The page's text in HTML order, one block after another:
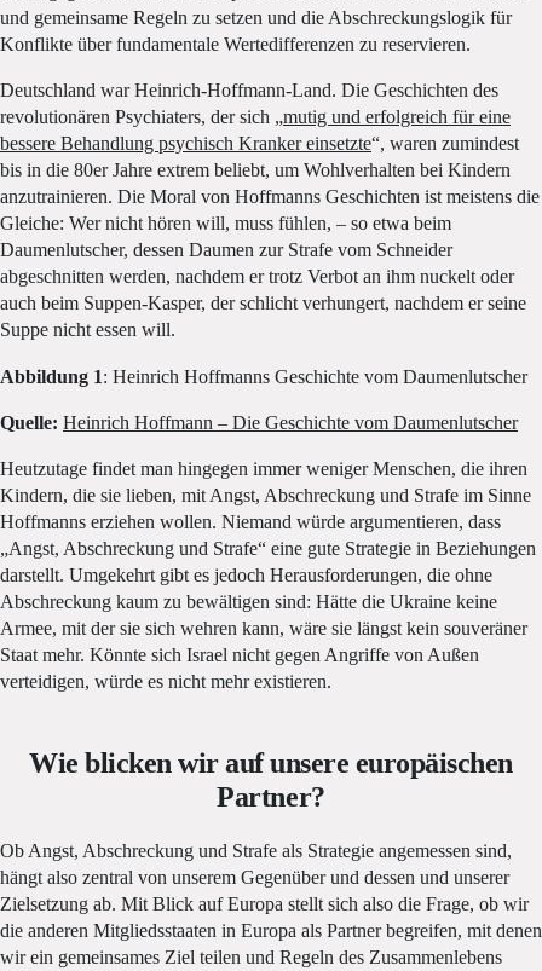
und gemeinsame Regeln zu setzen und die Abschreckungslogik für
Konflikte über fundamentale Wertedifferenzen zu reservieren.
Deutschland war Heinrich-Hoffmann-Land. Die Geschichten des
revolutionären Psychiaters, der sich „mutig und erfolgreich für eine
bessere Behandlung psychisch Kranker einsetzte“, waren zumindest
bis in die 80er Jahre extrem beliebt, um Wohlverhalten bei Kindern
anzutrainieren. Die Moral von Hoffmanns Geschichten ist meistens die
Gleiche: Wer nicht hören will, muss fühlen, – so etwa beim
Daumenlutscher, dessen Daumen zur Strafe vom Schneider
abgeschnitten werden, nachdem er trotz Verbot an ihm nuckelt oder
auch beim Suppen-Kasper, der schlicht verhungert, nachdem er seine
Suppe nicht essen will.
Abbildung 1: Heinrich Hoffmanns Geschichte vom Daumenlutscher
Quelle: Heinrich Hoffmann – Die Geschichte vom Daumenlutscher
Heutzutage findet man hingegen immer weniger Menschen, die ihren
Kindern, die sie lieben, mit Angst, Abschreckung und Strafe im Sinne
Hoffmanns erziehen wollen. Niemand würde argumentieren, dass
„Angst, Abschreckung und Strafe“ eine gute Strategie in Beziehungen
darstellt. Umgekehrt gibt es jedoch Herausforderungen, die ohne
Abschreckung kaum zu bewältigen sind: Hätte die Ukraine keine
Armee, mit der sie sich wehren kann, wäre sie längst kein souveräner
Staat mehr. Könnte sich Israel nicht gegen Angriffe von Außen
verteidigen, würde es nicht mehr existieren.
Wie blicken wir auf unsere europäischen
Partner?
Ob Angst, Abschreckung und Strafe als Strategie angemessen sind,
hängt also zentral von unserem Gegenüber und dessen und unserer
Zielsetzung ab. Mit Blick auf Europa stellt sich also die Frage, ob wir
die anderen Mitgliedsstaaten in Europa als Partner begreifen, mit denen
wir ein gemeinsames Ziel teilen und Regeln des Zusammenlebens